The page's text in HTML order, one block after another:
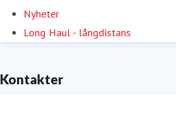
Nyheter
Long Haul - långdistans
Kontakter